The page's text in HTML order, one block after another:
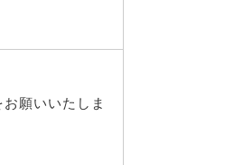
願いいたしま